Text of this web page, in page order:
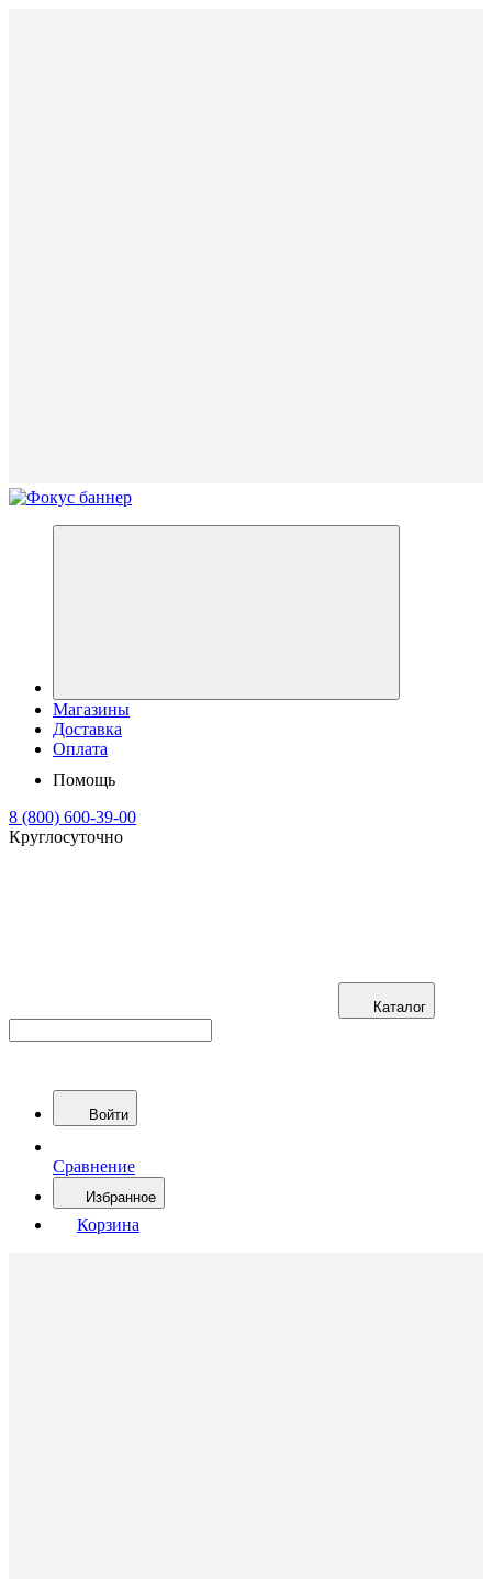
Магазины
Доставка
Оплата
Помощь
8 (800) 600-39-00
Круглосуточно
Каталог
Войти
Сравнение
Избранное
Корзина